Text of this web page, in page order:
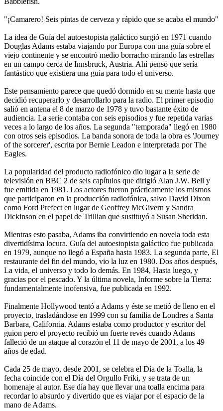
"¡Camarero! Seis pintas de cerveza y rápido que se acaba el mundo"
La idea de Guía del autoestopista galáctico surgió en 1971 cuando
Douglas Adams estaba viajando por Europa con una guía sobre el
viejo continente y se encontró medio borracho mirando las estrellas
en un campo cerca de Innsbruck, Austria. Ahí pensó que sería
fantástico que existiera una guía para todo el universo.
Este pensamiento parece que quedó dormido en su mente hasta que
decidió recuperarlo y desarrollarlo para la radio. El primer episodio
salió en antena el 8 de marzo de 1978 y tuvo bastante éxito de
audiencia. La serie contaba con seis episodios y fue repetida varias
veces a lo largo de los años. La segunda "temporada" llegó en 1980
con otros seis episodios. La banda sonora de toda la obra es 'Journey
of the sorcerer', escrita por Bernie Leadon e interpretada por The
Eagles.
La popularidad del producto radiofónico dio lugar a la serie de
televisión en BBC 2 de seis capítulos que dirigió Alan J.W. Bell y
fue emitida en 1981. Los actores fueron prácticamente los mismos
que participaron en la producción radiofónica, salvo David Dixon
como Ford Prefect en lugar de Geoffrey McGivern y Sandra
Dickinson en el papel de Trillian que sustituyó a Susan Sheridan.
Mientras esto pasaba, Adams iba convirtiendo en novela toda esta
divertidísima locura. Guía del autoestopista galáctico fue publicada
en 1979, aunque no llegó a España hasta 1983. La segunda parte, El
restaurante del fin del mundo, vio la luz en 1980. Dos años después,
La vida, el universo y todo lo demás. En 1984, Hasta luego, y
gracias por el pescado. Y la última novela, Informe sobre la Tierra:
fundamentalmente inofensiva, fue publicada en 1992.
Finalmente Hollywood tentó a Adams y éste se metió de lleno en el
proyecto, trasladándose en 1999 con su familia de Londres a Santa
Barbara, California. Adams estaba como productor y escritor del
guion pero el proyecto recibió un fuerte revés cuando Adams
falleció de un ataque al corazón el 11 de mayo de 2001, a los 49
años de edad.
Cada 25 de mayo, desde 2001, se celebra el Día de la Toalla, la
fecha coincide con el Día del Orgullo Friki, y se trata de un
homenaje al autor. Ese día hay que llevar una toalla encima para
recordar lo absurdo y divertido que es viajar por el espacio de la
mano de Adams.